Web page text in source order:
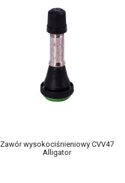
Zawór wysokociśnieniowy CVV47
Alligator